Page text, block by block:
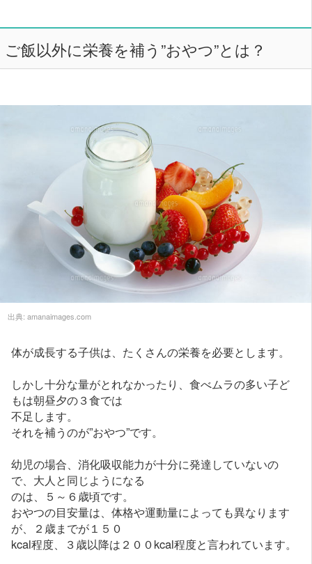
ご飯以外に栄養を補う”おやつ”とは？
出典: amanaimages.com
体が成長する子供は、たくさんの栄養を必要とします。
しかし十分な量がとれなかったり、食べムラの多い子ど
もは朝昼夕の３食では
不足します。
それを補うのが”おやつ”です。
幼児の場合、消化吸収能力が十分に発達していないの
で、大人と同じようになる
のは、５～６歳頃です。
おやつの目安量は、体格や運動量によっても異なります
が、２歳までが１５０
kcal程度、３歳以降は２００kcal程度と言われています。